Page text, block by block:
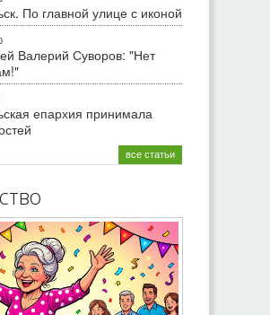
По главной улице с иконой
Валерий Суворов: "Нет
епархия принимала
все статьи